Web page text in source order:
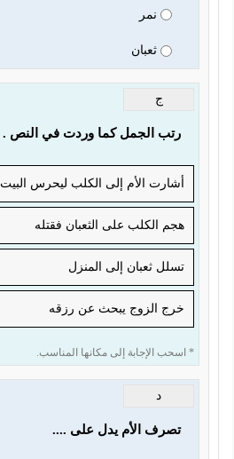
نمر
ثعبان
ج
رتب الجمل كما وردت في النص .
أشارت الأم إلى الكلب ليحرس البيت
هجم الكلب على الثعبان فقتله
تسلل ثعبان إلى المنزل
خرج الزوج يبحث عن رزقه
* اسحب الإجابة إلى مكانها المناسب.
د
تصرف الأم يدل على ....